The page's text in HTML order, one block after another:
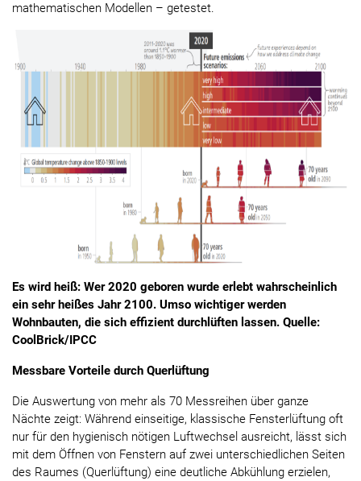
mathematischen Modellen – getestet.
Es wird heiß: Wer 2020 geboren wurde erlebt wahrscheinlich
ein sehr heißes Jahr 2100. Umso wichtiger werden
Wohnbauten, die sich effizient durchlüften lassen. Quelle:
CoolBrick/IPCC
Messbare Vorteile durch Querlüftung
Die Auswertung von mehr als 70 Messreihen über ganze
Nächte zeigt: Während einseitige, klassische Fensterlüftung oft
nur für den hygienisch nötigen Luftwechsel ausreicht, lässt sich
mit dem Öffnen von Fenstern auf zwei unterschiedlichen Seiten
des Raumes (Querlüftung) eine deutliche Abkühlung erzielen,